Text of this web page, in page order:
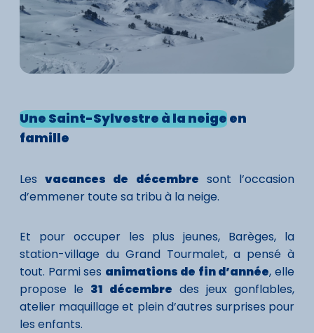
Une Saint-Sylvestre à la neigeen
famille
Lesvacances de décembre sont l’occasion
d’emmener toute sa tribu à la neige.
Et pour occuper les plus jeunes, Barèges, la
station-village du Grand Tourmalet, a pensé à
tout. Parmi ses animations de fin d’année, elle
propose le 31 décembre des jeux gonflables,
atelier maquillage et plein d’autres surprises pour
les enfants.